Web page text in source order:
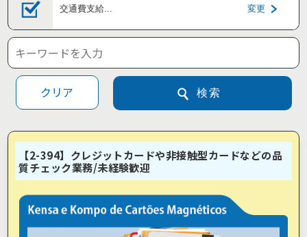
交通費支給... 変更
クリア 検索
【2-394】クレジットカードや非接触型カードなどの品
質チェック業務/未経験歓迎